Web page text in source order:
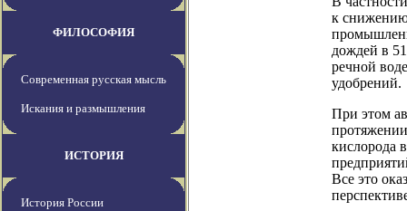
ФИЛОСОФИЯ
Современная русская мысль
Искания и размышления
ИСТОРИЯ
История России
к снижению
дождей в
речной
удобрений.
При этом
кислорода
Все это